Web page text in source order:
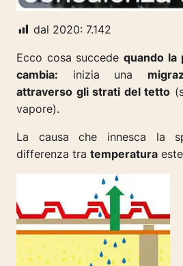
dal 2020: 7.142
Ecco cosa succedequando la
cambia: inizia una
attraverso gli strati del tetto
vapore).
La causa che innesca la
differenza tra temperatura